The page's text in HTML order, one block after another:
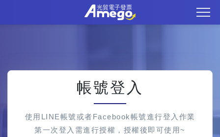
帳號登入
使用LINE帳號或者Facebook帳號進行登入作業
第一次登入需進行授權，授權後即可使用~